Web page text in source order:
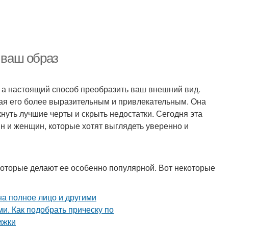
образ
настоящий способ преобразить ваш внешний вид.
его более выразительным и привлекательным. Она
лучшие черты и скрыть недостатки. Сегодня эта
и женщин, которые хотят выглядеть уверенно и
делают ее особенно популярной. Вот некоторые